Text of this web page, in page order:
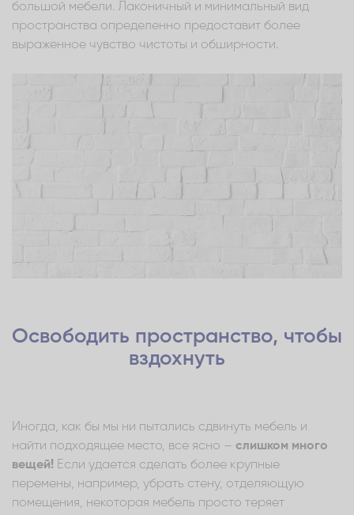
большой мебели. Лаконичный и минимальный вид
пространства определенно предоставит более
выраженное чувство чистоты и обширности.
Освободить пространство, чтобы
вздохнуть
Иногда, как бы мы ни пытались сдвинуть мебель и
найти подходящее место, все ясно – слишком много
вещей! Если удается сделать более крупные
перемены, например, убрать стену, отделяющую
помещения, некоторая мебель просто теряет